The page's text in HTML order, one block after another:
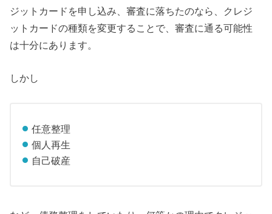
ジットカードを申し込み、審査に落ちたのなら、クレジ
ットカードの種類を変更することで、審査に通る可能性
は十分にあります。
しかし
任意整理
個人再生
自己破産